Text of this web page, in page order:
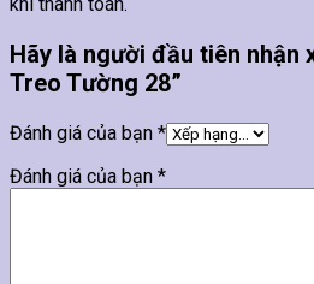
khi thanh toán.
Hãy là người đầu tiên nhận
Treo Tường 28”
Đánh giá của bạn *
Đánh giá của bạn *